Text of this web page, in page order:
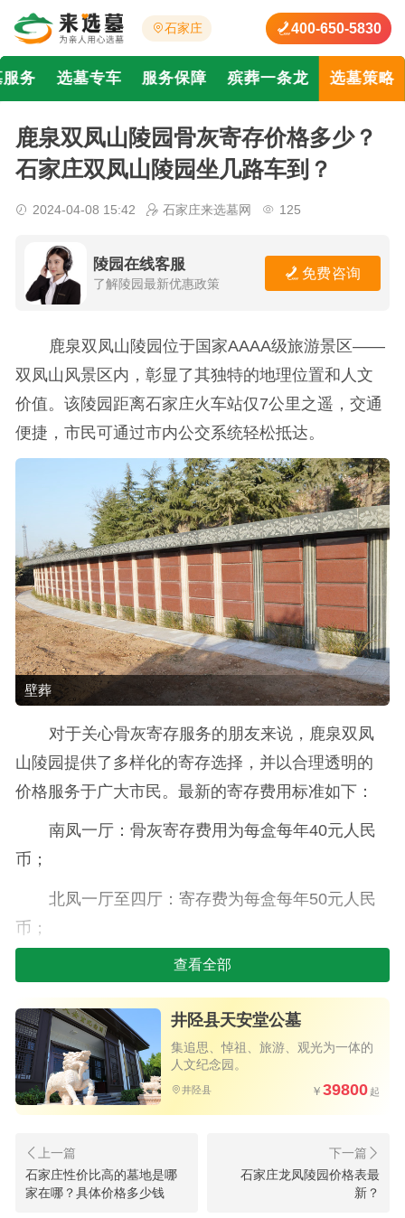
石家庄 400-650-5830
务 选墓专车 服务保障 殡葬一条龙 选墓策略
鹿泉双凤山陵园骨灰寄存价格多少？
石家庄双凤山陵园坐几路车到？
2024-04-08 15:42 石家庄来选墓网 125
陵园在线客服
了解陵园最新优惠政策
免费咨询
鹿泉双凤山陵园位于国家AAAA级旅游景区——
双凤山风景区内，彰显了其独特的地理位置和人文
价值。该陵园距离石家庄火车站仅7公里之遥，交通
便捷，市民可通过市内公交系统轻松抵达。
壁葬
对于关心骨灰寄存服务的朋友来说，鹿泉双凤
山陵园提供了多样化的寄存选择，并以合理透明的
价格服务于广大市民。最新的寄存费用标准如下：
南凤一厅：骨灰寄存费用为每盒每年40元人民
币；
北凤一厅至四厅：寄存费为每盒每年50元人民
币；
北凤正厅：鉴于其优越的位置，骨灰寄存费用
相对稍高，为每盒每年60元人民币。
这些寄存区域均按照不同档次和环境布局精心
设计，满足不同家庭的需求，确保每位故去的亲人
得以在宁静舒适的环境中得到永久的安息。
乘坐公共交通工具。石家庄市内25路公交车和旅游7
路公交车都设有直达线路，从市区出发，穿越繁华
查看全部
井陉县天安堂公墓
集追思、悼祖、旅游、观光为一体的
人文纪念园。
井陉县 39800
石家庄性价比高的墓地是哪
家在哪？具体价格多少钱
石家庄龙凤陵园价格表最
新？